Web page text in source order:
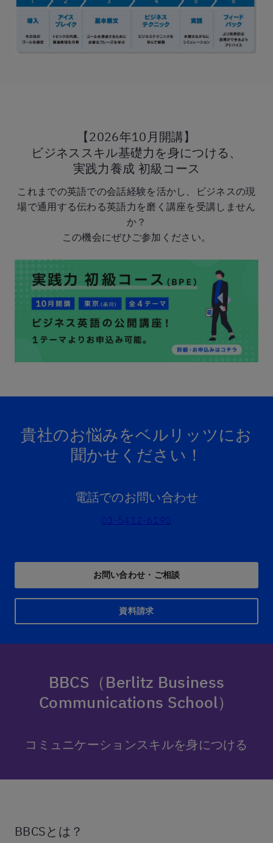
【2026年10月開講】
ビジネススキル基礎力を身につける、
実践力養成 初級コース
これまでの英語での会話経験を活かし、ビジネスの現
場で通用する伝わる英語力を磨く講座を受講しません
か？
この機会にぜひご参加ください。
貴社のお悩みをベルリッツにお
聞かせください！
電話でのお問い合わせ
03-5412-6190
お問い合わせ・ご相談
資料請求
BBCS （Berlitz Business
Communications School）
コミュニケーションスキルを身につける
BBCSとは？